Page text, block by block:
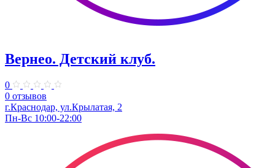
Вернео. Детский клуб.
0
0 отзывов
г.Краснодар, ул.Крылатая, 2
Пн-Вс 10:00-22:00